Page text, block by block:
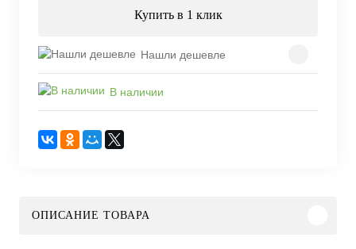
Купить в 1 клик
Нашли дешевле
В наличии
ОПИСАНИЕ ТОВАРА